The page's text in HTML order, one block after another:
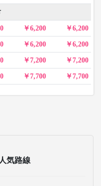
6,200 6,200
6,200 6,200
7,200 7,200
7,700 7,700
気路線